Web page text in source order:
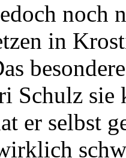
noch
in
Schulz
er selbst